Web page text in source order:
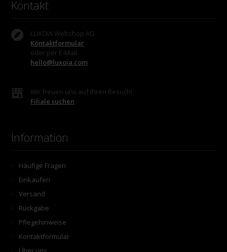
Kontakt
LUXOIA Webshop AG
Kontaktformular
oder per E-Mail
hello@luxoia.com
Wir freuen uns auf Ihren Besuch!
Filiale suchen
Information
Häufige Fragen
Einkaufen
Versand
Rückgabe
Pflegehinweise
Kontaktformular